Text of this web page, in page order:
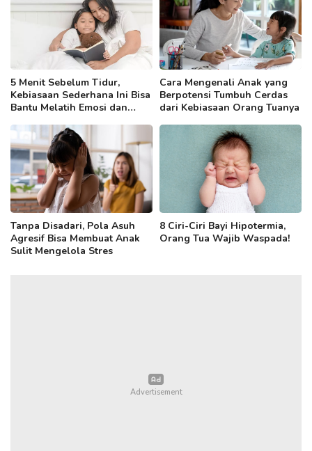
5 Menit Sebelum Tidur,
Kebiasaan Sederhana Ini Bisa
Bantu Melatih Emosi dan
Cara Mengenali Anak yang
Berpotensi Tumbuh Cerdas
dari Kebiasaan Orang Tuanya
Tanpa Disadari, Pola Asuh
Agresif Bisa Membuat Anak
Sulit Mengelola Stres
8 Ciri-Ciri Bayi Hipotermia,
Orang Tua Wajib Waspada!